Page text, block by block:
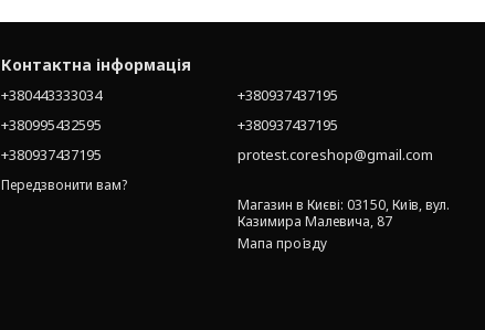
Контактна інформація
+380443333034
+380995432595
+380937437195
Передзвонити вам?
+380937437195
+380937437195
protest.coreshop@gmail.com
Магазин в Києві: 03150, Київ, вул.
Казимира Малевича, 87
Мапа проїзду